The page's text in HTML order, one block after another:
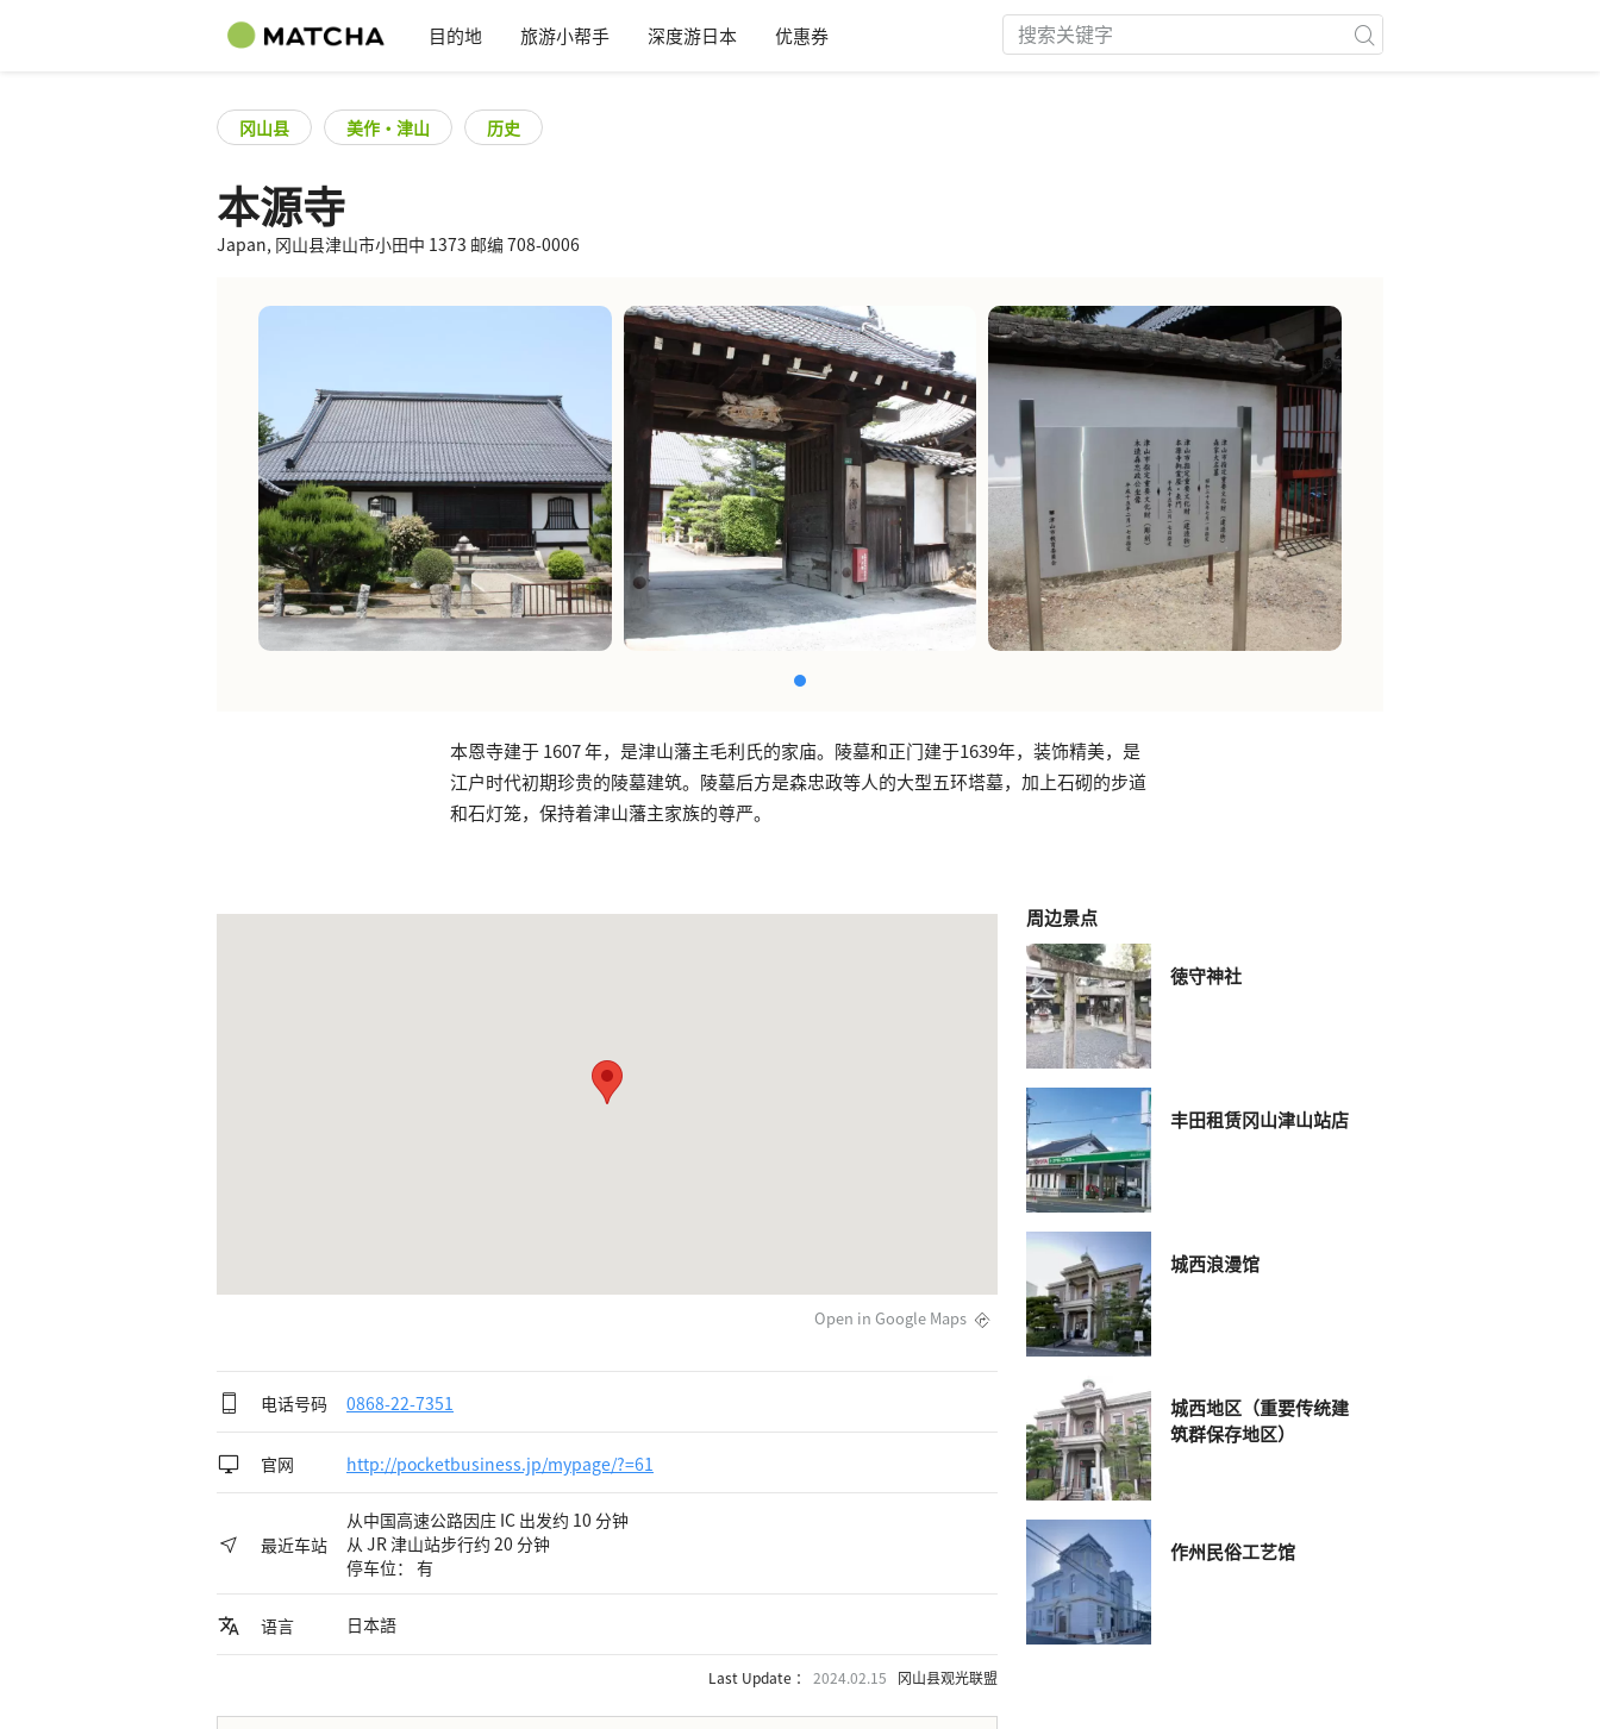
目的地 旅游小帮手 深度游日本 优惠券
冈山县 美作・津山 历史
本源寺
Japan, 冈山县津山市小田中 1373 邮编 708-0006
本恩寺建于 1607 年，是津山藩主毛利氏的家庙。陵墓和正门建于1639年，装饰精美，是
江户时代初期珍贵的陵墓建筑。陵墓后方是森忠政等人的大型五环塔墓，加上石砌的步道
和石灯笼，保持着津山藩主家族的尊严。
Open in Google Maps
电话号码 0868-22-7351
官网 http://pocketbusiness.jp/mypage/?=61
最近车站
从中国高速公路因庄 IC 出发约 10 分钟
从 JR 津山站步行约 20 分钟
停车位： 有
语言 日本語
Last Update ： 2024.02.15 冈山县观光联盟
周边景点
徳守神社
丰田租赁冈山津山站店
城西浪漫馆
城西地区（重要传统建
筑群保存地区）
作州民俗工艺馆